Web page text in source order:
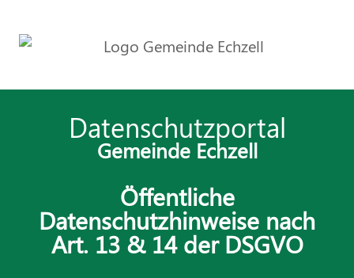
Datenschutzportal
Gemeinde Echzell
Öffentliche
Datenschutzhinweise nach
Art. 13 & 14 der DSGVO